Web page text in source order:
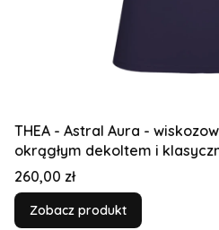
THEA - Astral Aura -
okrągłym dekoltem i
Cena
260,00 zł
Zobacz produkt